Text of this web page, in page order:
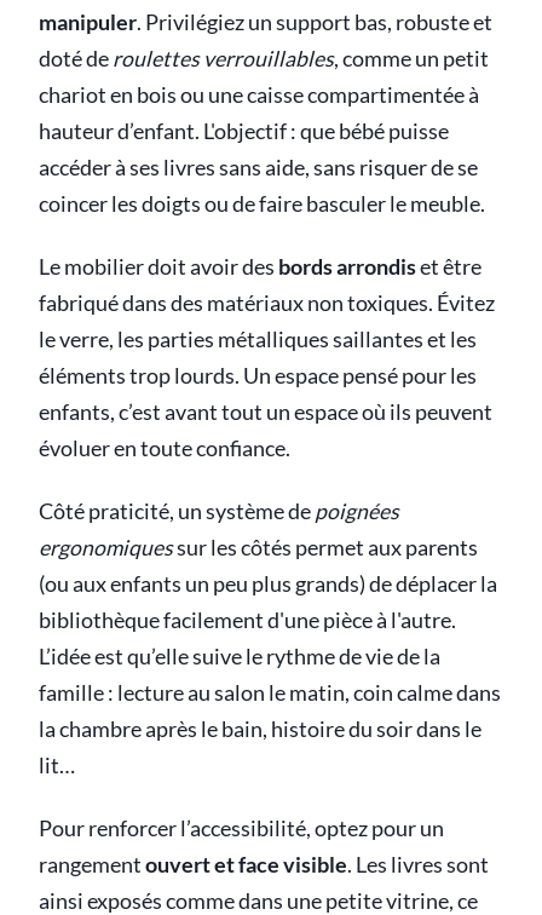
manipuler. Privilégiez un support bas, robuste et
doté deroulettes verrouillables, comme un petit
chariot en bois ou une caisse compartimentée à
hauteur d’enfant. L'objectif : que bébé puisse
accéder à ses livres sans aide, sans risquer de se
coincer les doigts ou de faire basculer le meuble.
Le mobilier doit avoir des bords arrondiset être
fabriqué dans des matériaux non toxiques. Évitez
le verre, les parties métalliques saillantes et les
éléments trop lourds. Un espace pensé pour les
enfants, c’est avant tout un espace où ils peuvent
évoluer en toute confiance.
Côté praticité, un système depoignées
ergonomiquessur les côtés permet aux parents
(ou aux enfants un peu plus grands) de déplacer la
bibliothèque facilement d'une pièce à l'autre.
L’idée est qu’elle suive le rythme de vie de la
famille : lecture au salon le matin, coin calme dans
la chambre après le bain, histoire du soir dans le
lit…
Pour renforcer l’accessibilité, optez pour un
rangementouvert et face visible. Les livres sont
ainsi exposés comme dans une petite vitrine, ce